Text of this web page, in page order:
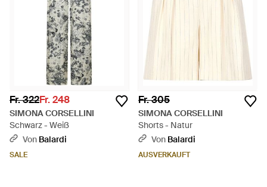
Fr. 322Fr. 248
SIMONA CORSELLINI
Schwarz - Weiß
Von Balardi
SALE
Fr. 305
SIMONA CORSELLINI
Shorts - Natur
Von Balardi
AUSVERKAUFT